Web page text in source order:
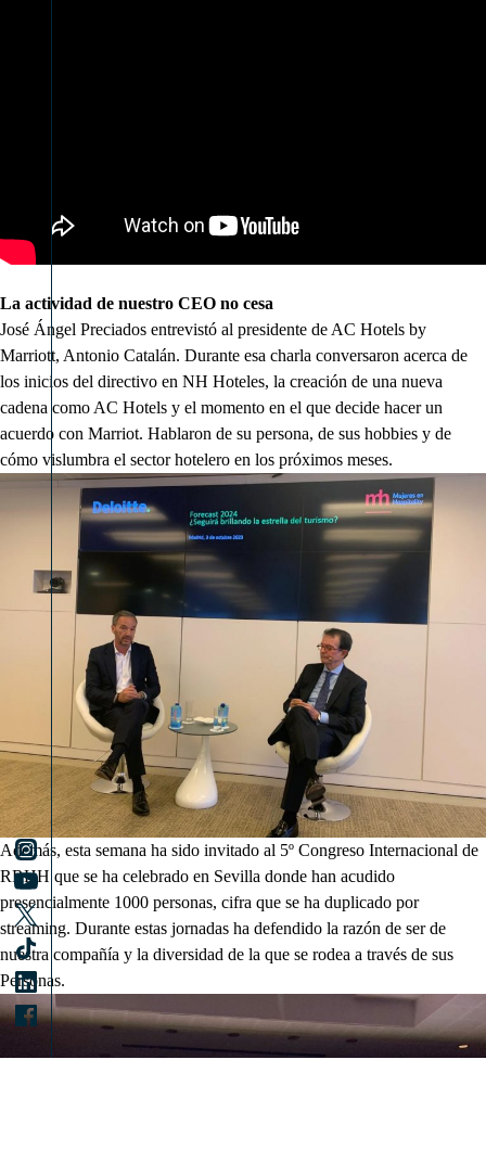
La actividad de nuestro CEO no cesa
José Ángel Preciados entrevistó al presidente de AC Hotels by
Marriott, Antonio Catalán. Durante esa charla conversaron acerca de
los inicios del directivo en NH Hoteles, la creación de una nueva
cadena como AC Hotels y el momento en el que decide hacer un
acuerdo con Marriot. Hablaron de su persona, de sus hobbies y de
cómo vislumbra el sector hotelero en los próximos meses.
Además, esta semana ha sido invitado al 5º Congreso Internacional de
RRHH que se ha celebrado en Sevilla donde han acudido
presencialmente 1000 personas, cifra que se ha duplicado por
streaming. Durante estas jornadas ha defendido la razón de ser de
nuestra compañía y la diversidad de la que se rodea a través de sus
Personas.